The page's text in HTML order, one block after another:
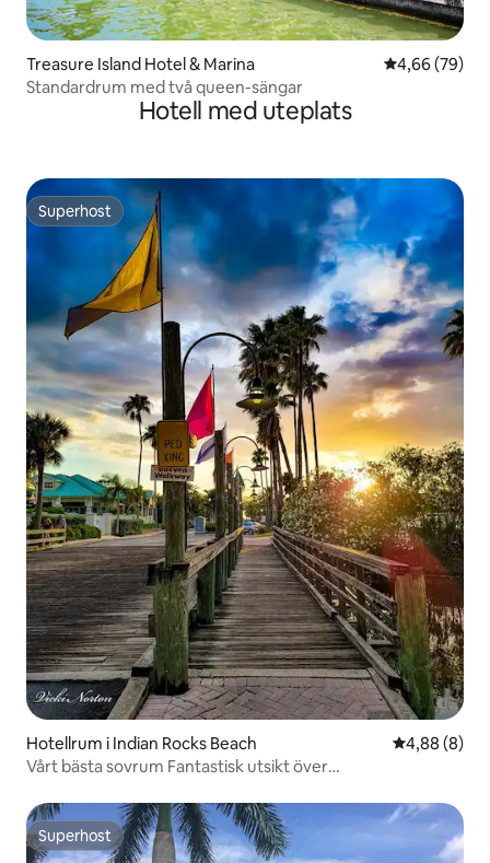
Treasure Island Hotel & Marina 4,66 av 5 i
4,66 (79)
Standardrum med två queen-sängar
Hotell med uteplats
Superhost
Superhost
Hotellrum i Indian Rocks Beach 4,88 av 5 i
4,88 (8)
Vårt bästa sovrum Fantastisk utsikt över
Superhost
Superhost